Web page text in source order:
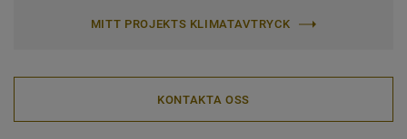
MITT PROJEKTS KLIMATAVTRYCK
KONTAKTA OSS